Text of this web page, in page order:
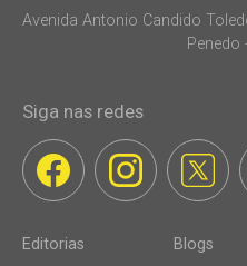
Avenida Antonio Candido
Penedo
Siga nas redes
Editorias Blogs